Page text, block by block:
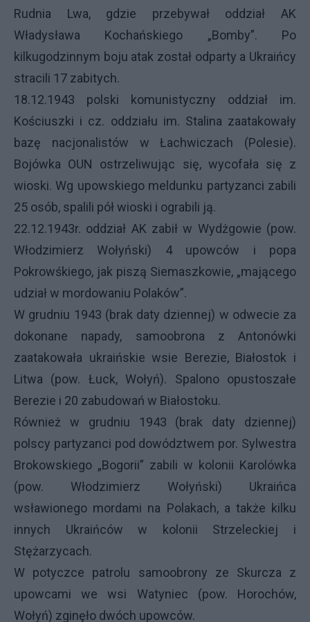
Rudnia Lwa, gdzie przebywał oddział AK
Władysława Kochańskiego „Bomby”. Po
kilkugodzinnym boju atak został odparty a Ukraińcy
stracili 17 zabitych.
18.12.1943 polski komunistyczny oddział im.
Kościuszki i cz. oddziału im. Stalina zaatakowały
bazę nacjonalistów w Łachwiczach (Polesie).
Bojówka OUN
ostrzeliwując się, wycofała się z
wioski. Wg upowskiego meldunku partyzanci zabili
25 osób, spalili pół wioski i ograbili ją.
22.12.1943r. oddział AK zabił w Wydżgowie (pow.
Włodzimierz Wołyński) 4 upowców i popa
Pokrowśkiego, jak piszą Siemaszkowie, „mającego
udział w mordowaniu Polaków”.
W grudniu 1943 (brak daty dziennej) w odwecie za
dokonane napady, samoobrona z Antonówki
zaatakowała ukraińskie wsie Berezie, Białostok i
Litwa (pow. Łuck, Wołyń). Spalono opustoszałe
Berezie i 20 zabudowań w Białostoku.
Również w grudniu 1943 (brak daty dziennej)
polscy partyzanci pod dowództwem por. Sylwestra
Brokowskiego „Bogorii” zabili w kolonii Karolówka
(pow. Włodzimierz Wołyński) Ukraińca
wsławionego mordami na Polakach, a także kilku
innych Ukraińców w kolonii Strzeleckiej i
Stężarzycach.
W potyczce patrolu samoobrony ze Skurcza z
upowcami we wsi Watyniec (pow. Horochów,
Wołyń) zginęło dwóch upowców.